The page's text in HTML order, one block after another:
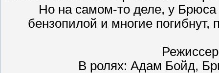
Но на самом-то деле, у Брюса
бензопилой и многие погибнут,
В ролях: Адам Бойд,